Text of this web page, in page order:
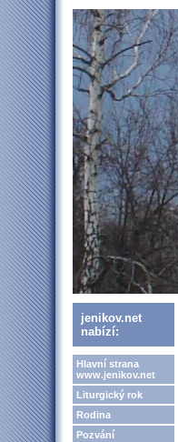
jenikov.net
nabízí:
Hlavní strana
www.jenikov.net
Liturgický rok
Rodina
Pozvání